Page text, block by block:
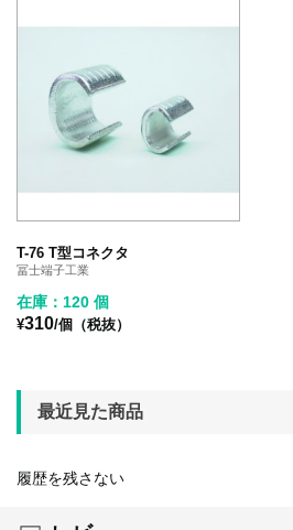
T-76 T型コネクタ
冨士端子工業
在庫：120 個
¥310/個（税抜）
最近見た商品
履歴を残さない